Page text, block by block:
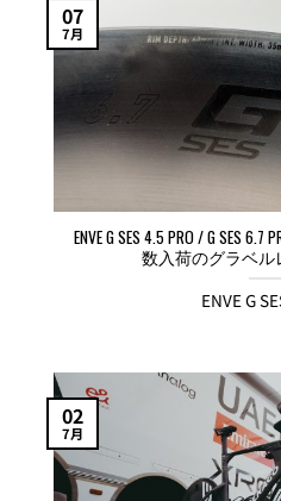
ENVE G SES 4.5 PRO / G SES
数入荷のグラベ
ENVE G
07
7月
02
7月